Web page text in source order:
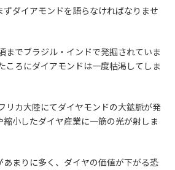
ずダイアモンドを語らなければなりませ
までブラジル・インドで発掘されていま
ころにダイアモンドは一度枯渇してしま
リカ大陸にてダイヤモンドの大鉱脈が発
縮小したダイヤ産業に一筋の光が射しま
あまりに多く、ダイヤの価値が下がる恐